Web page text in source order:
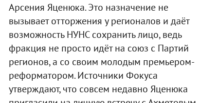
Арсения Яценюка. Это назначение не
вызывает отторжения у регионалов и даёт
возможность НУНС сохранить лицо, ведь
фракция не просто идёт на союз с Партий
регионов, а со своим молодым премьером-
реформатором. Источники Фокуса
утверждают, что совсем недавно Яценюка